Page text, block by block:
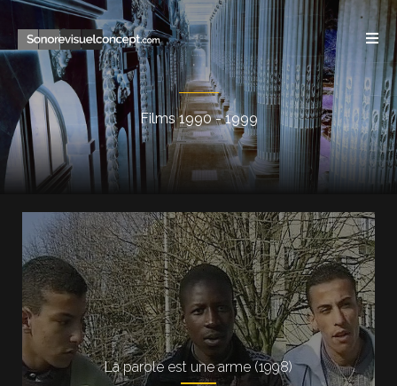
Films 1990 - 1999
La parole est une arme (1998)